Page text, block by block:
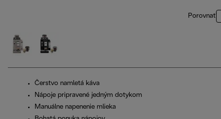
Porovnať
Čerstvo namletá káva
Nápoje pripravené jedným dotykom
Manuálne napenenie mlieka